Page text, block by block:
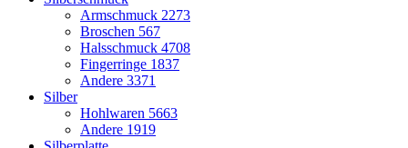
Armschmuck 2273
Broschen 567
Halsschmuck 4708
Fingerringe 1837
Andere 3371
Silber
Hohlwaren 5663
Andere 1919